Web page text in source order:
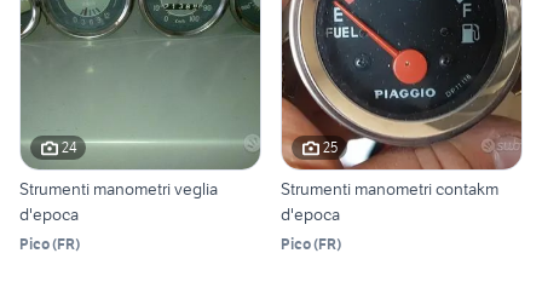
24
Strumenti manometri veglia
d'epoca
Pico(FR)
25
Strumenti manometri contakm
d'epoca
Pico(FR)